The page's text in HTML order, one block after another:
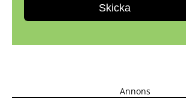
Annons